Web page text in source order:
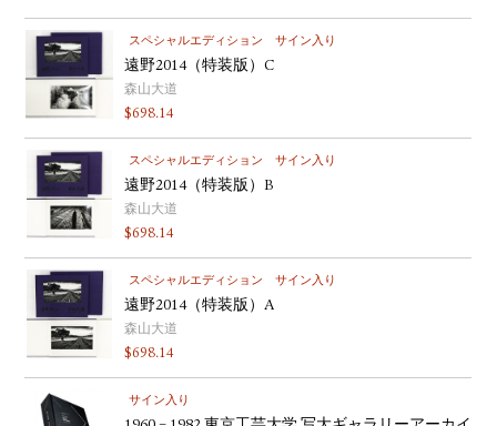
スペシャルエディション サイン入り
遠野2014（特装版）C
森山大道
$698.14
スペシャルエディション サイン入り
遠野2014（特装版）B
森山大道
$698.14
スペシャルエディション サイン入り
遠野2014（特装版）A
森山大道
$698.14
サイン入り